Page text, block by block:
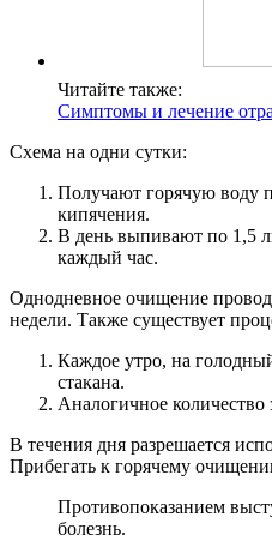
Читайте также:
Симптомы и лечение
Схема на одни сутки:
Получают горячую воду
кипячения.
В день выпивают по 1,5
каждый час.
Однодневное очищение
недели. Также существует
Каждое утро, на
стакана.
Аналогичное количество
В течения дня разрешается
Прибегать к горячему
Противопоказанием
болезнь.